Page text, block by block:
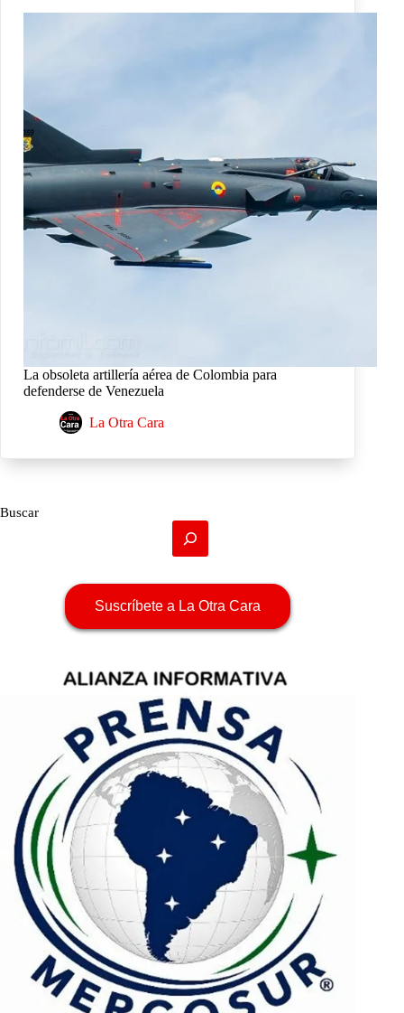
La obsoleta artillería aérea de Colombia para
defenderse de Venezuela
La Otra Cara
Buscar
Suscríbete a La Otra Cara